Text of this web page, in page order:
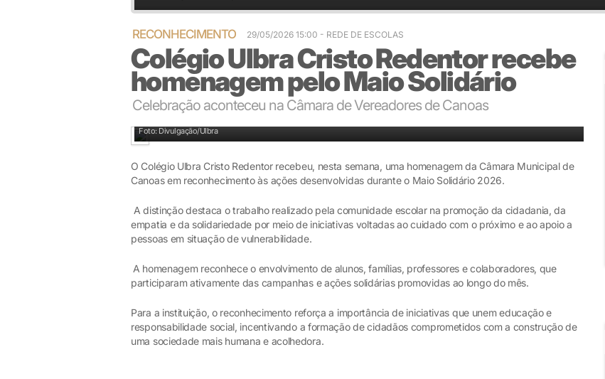
RECONHECIMENTO 29/05/2026 15:00 - REDE DE ESCOLAS
Colégio Ulbra Cristo Redentor recebe
homenagem pelo Maio Solidário
Celebração aconteceu na Câmara de Vereadores de Canoas
Foto: Divulgação/Ulbra
O Colégio Ulbra Cristo Redentor recebeu, nesta semana, uma homenagem da Câmara Municipal de
Canoas em reconhecimento às ações desenvolvidas durante o Maio Solidário 2026.
A distinção destaca o trabalho realizado pela comunidade escolar na promoção da cidadania, da
empatia e da solidariedade por meio de iniciativas voltadas ao cuidado com o próximo e ao apoio a
pessoas em situação de vulnerabilidade.
A homenagem reconhece o envolvimento de alunos, famílias, professores e colaboradores, que
participaram ativamente das campanhas e ações solidárias promovidas ao longo do mês.
Para a instituição, o reconhecimento reforça a importância de iniciativas que unem educação e
responsabilidade social, incentivando a formação de cidadãos comprometidos com a construção de
uma sociedade mais humana e acolhedora.